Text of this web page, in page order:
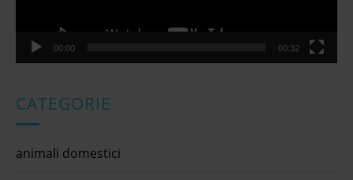
00:00 00:32
CATEGORIE
animali domestici